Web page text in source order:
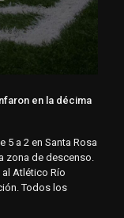
en la décima
5 a 2 en Santa Rosa
zona de descenso.
Atlético Río
Todos los